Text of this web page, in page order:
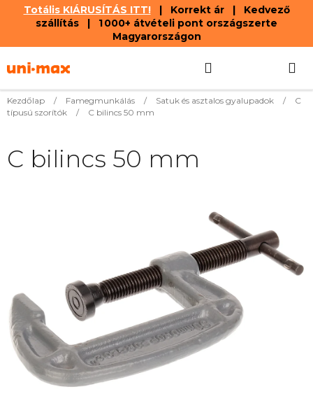
Totális KIÁRUSÍTÁS ITT!| Korrekt ár | Kedvező
szállítás | 1 000+ átvételi pont országszerte
Magyarországon
tartalomhoz
KOSÁR
Kezdőlap / Famegmunkálás / Satuk és asztalos gyalupadok /
C
típusú szorítók
/ C bilincs 50 mm
C bilincs 50 mm